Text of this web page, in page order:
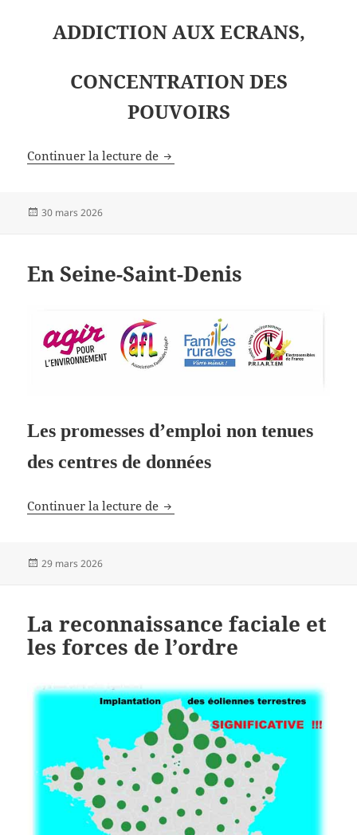
ADDICTION AUX ECRANS,
CONCENTRATION DES
POUVOIRS
Continuer la lecture de LE NUMÉRIQUE
Publié
30 mars 2026
En Seine-Saint-Denis
Les promesses d’emploi non tenues
des centres de données
Continuer la lecture de En Seine-Saint-Denis
Publié
29 mars 2026
La reconnaissance faciale et
les forces de l’ordre